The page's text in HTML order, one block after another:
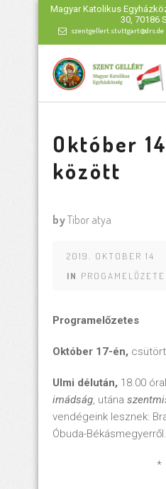
Magyar Katolikus
30, 70186
szentgellert.stuttgart@drs.de
Október
között
byTibor atya
2019. OKTOBER 14
IN
Programelőzetes
Október 17-én,
Ulmi délután, 18.00
imádság, utána
vendégeink lesznek:
Óbuda-Békásmegyerről.
*